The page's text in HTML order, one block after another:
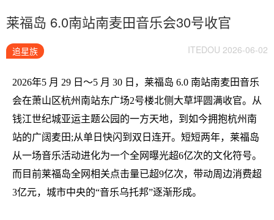
莱福岛 6.0南站南麦田音乐会30号收官
追星族 ITEDOU 2026-06-02
2026年5 月 29 日～5 月 30 日，莱福岛 6.0 南站南麦田音乐
会在萧山区杭州南站东广场2号楼北侧大草坪圆满收官。从
钱江世纪城亚运主题公园的一方天地，到如今拥抱杭州南
站的广阔麦田;从单日快闪到双日连开。短短两年，莱福岛
从一场音乐活动进化为一个全网曝光超6亿次的文化符号。
而目前莱福岛全网相关点击量已超9亿次，带动周边消费超
3亿元，城市中央的“音乐乌托邦”逐渐形成。